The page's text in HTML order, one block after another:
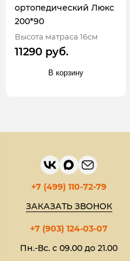
ортопедический Люкс
200*90
Высота матраса 16см
11290 руб.
В корзину
+7 (499) 110-72-79
ЗАКАЗАТЬ ЗВОНОК
+7 (903) 124-03-07
Пн.-Вс. с 09.00 до 21.00